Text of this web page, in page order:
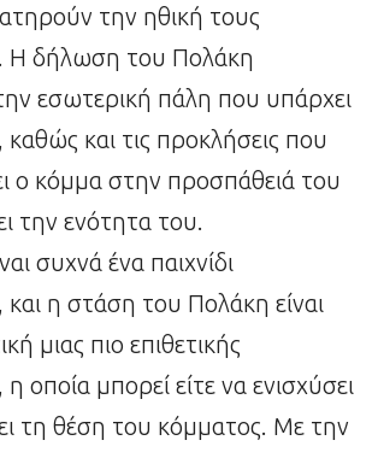
την ηθική τους
Η δήλωση του Πολάκη
εσωτερική πάλη που υπάρχει
και τις προκλήσεις που
ο κόμμα στην προσπάθειά του
την ενότητα του.
συχνά ένα παιχνίδι
και η στάση του Πολάκη είναι
μιας πιο επιθετικής
οποία μπορεί είτε να ενισχύσει
τη θέση του κόμματος. Με την